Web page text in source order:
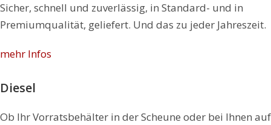
Sicher, schnell und zuverlässig, in Standard- und in
Premiumqualität, geliefert. Und das zu jeder Jahreszeit.
mehr Infos
Diesel
Ob Ihr Vorratsbehälter in der Scheune oder bei Ihnen auf